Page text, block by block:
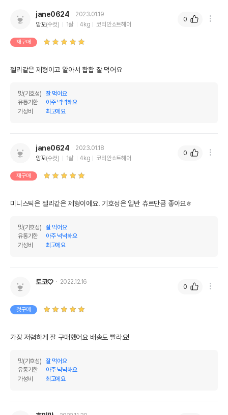
영양정보
조섬유질
jane0624
2023.01.19
앙꼬(수컷) 1살 4kg 코리안쇼트헤어
재구매
젤리같은 제형이고 알아서 촵촵 잘 먹어요
맛(기호성)
잘 먹어요
유통기한
아주 넉넉해요
가성비
최고에요
0
jane0624
2023.01.18
앙꼬(수컷) 1살 4kg 코리안쇼트헤어
재구매
미니스틱은 젤리같은 제형이에요. 기호성은 일반 츄르만큼 좋아요ㅎ
맛(기호성)
잘 먹어요
유통기한
아주 넉넉해요
가성비
최고에요
0
토코♡ 2022.12.16
첫구매
가장 저렴하게 잘 구매했어요 배송도 빨라요!
맛(기호성)
잘 먹어요
유통기한
아주 넉넉해요
가성비
최고에요
0